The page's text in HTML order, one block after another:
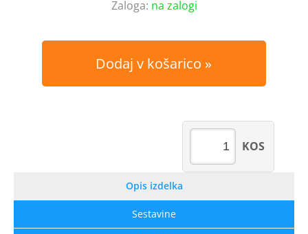
Zaloga: na zalogi
Dodaj v košarico
KOS
Opis izdelka
Sestavine